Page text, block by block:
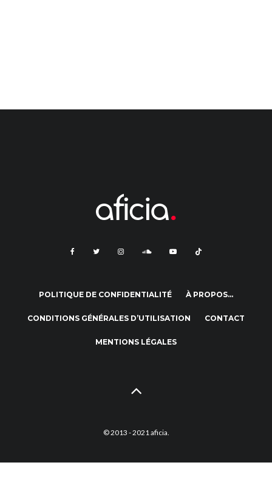
POLITIQUE DE CONFIDENTIALITÉ À PROPOS…
CONDITIONS GÉNÉRALES D’UTILISATION CONTACT
MENTIONS LÉGALES
© 2013 - 2021 aficia.